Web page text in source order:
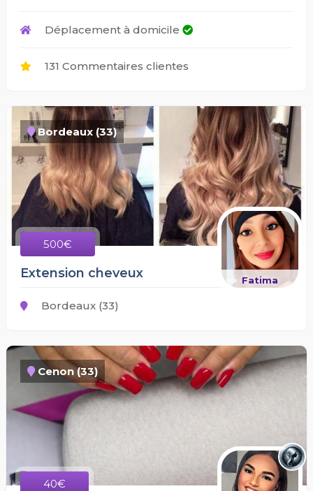
Déplacement à domicile
131 Commentaires clientes
Bordeaux (33)
500€
Fatima
Extension cheveux
Bordeaux (33)
Cenon (33)
40€